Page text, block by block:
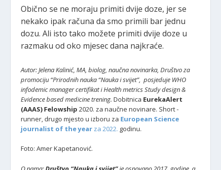
Obično se ne moraju primiti dvije doze, jer se
nekako ipak računa da smo primili bar jednu
dozu. Ali isto tako možete primiti dvije doze u
razmaku od oko mjesec dana najkraće.
Autor: Jelena Kalinić, MA, biolog, naučna novinarka, Društvo za
promociju “Prirodnih nauka “Nauka i svijet”, posjeduje WHO
infodemic manager certifikat i Health metrics Study design &
Evidence based medicine trening. Dobitnica EurekaAlert
(AAAS) Felowship 2020. za naučne novinare. Short -
runner, drugo mjesto u izboru za European Science
journalist of the year za 2022. godinu.
Foto: Amer Kapetanović.